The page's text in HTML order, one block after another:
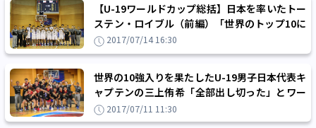
【U-19ワールドカップ総括】日本を率いたトー
ステン・ロイブル（前編）「世界のトップ10に
なったチームを誇りに思う」
2017/07/14 16:30
世界の10強入りを果たしたU-19男子日本代表キ
ャプテンの三上侑希「全部出し切った」とワー
ルドカップの躍進を振り返る
2017/07/11 11:30